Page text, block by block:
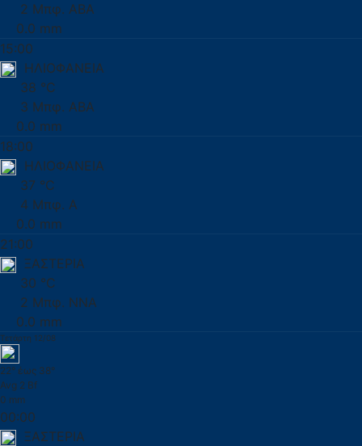
2 Μπφ. ΑΒΑ
0.0 mm
15:00
ΗΛΙΟΦΑΝΕΙΑ
38 °C
3 Μπφ. ΑΒΑ
0.0 mm
18:00
ΗΛΙΟΦΑΝΕΙΑ
37 °C
4 Μπφ. Α
0.0 mm
21:00
ΞΑΣΤΕΡΙΑ
30 °C
2 Μπφ. ΝΝΑ
0.0 mm
Τετάρτη 12/08
22° έως 38°
Avg 2 Bf
0 mm
00:00
ΞΑΣΤΕΡΙΑ